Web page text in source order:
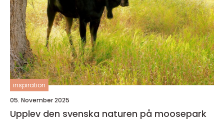
inspiration
05. November 2025
Upplev den svenska naturen på moosepark